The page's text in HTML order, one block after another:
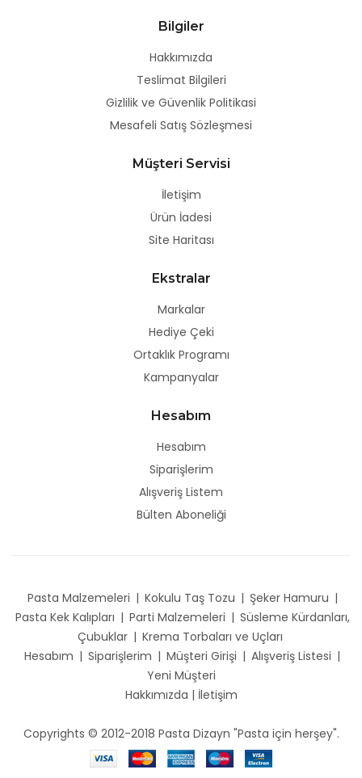
Bilgiler
Hakkımızda
Teslimat Bilgileri
Gizlilik ve Güvenlik Politikasi
Mesafeli Satış Sözleşmesi
Müşteri Servisi
İletişim
Ürün İadesi
Site Haritası
Ekstralar
Markalar
Hediye Çeki
Ortaklık Programı
Kampanyalar
Hesabım
Hesabım
Siparişlerim
Alışveriş Listem
Bülten Aboneliği
Pasta Malzemeleri | Kokulu Taş Tozu | Şeker Hamuru |
Pasta Kek Kalıpları | Parti Malzemeleri | Süsleme Kürdanları,
Çubuklar | Krema Torbaları ve Uçları
Hesabım | Siparişlerim | Müşteri Girişi | Alışveriş Listesi |
Yeni Müşteri
Hakkımızda | İletişim
Copyrights © 2012-2018 Pasta Dizayn "Pasta için herşey".